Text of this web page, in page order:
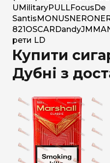
U MilitaryPULLFocus De
Santis MONUSNERO
821 OSCAR DandyJM
рети LD
Купити
Дубні з